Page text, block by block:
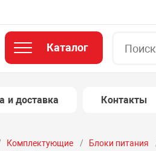
Каталог
и доставка Контакты
Комплектующие Блоки питания